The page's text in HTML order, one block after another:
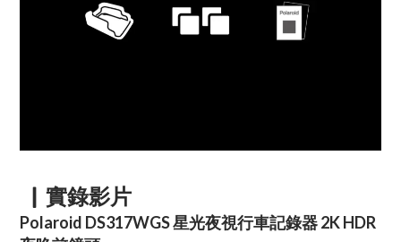
▏實錄影片
Polaroid DS317WGS 星光夜視行車記錄器 2K HDR